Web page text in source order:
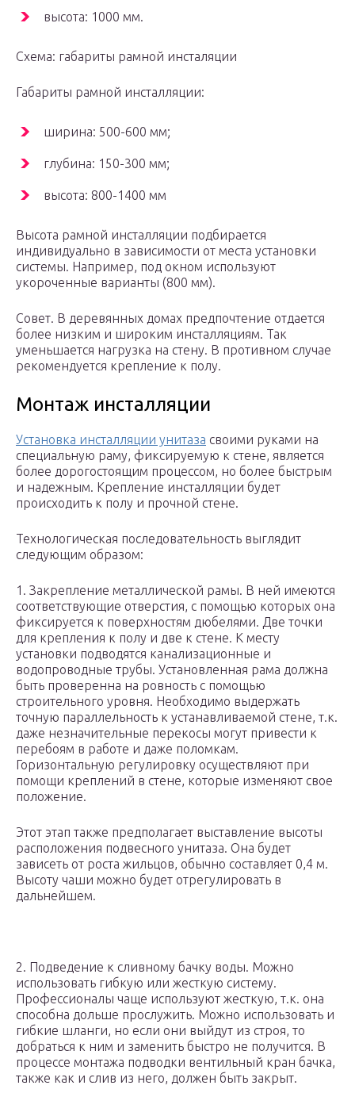
высота: 1000 мм.
Схема: габариты рамной инсталяции
Габариты рамной инсталляции:
ширина: 500-600 мм;
глубина: 150-300 мм;
высота: 800-1400 мм
Высота рамной инсталляции подбирается
индивидуально в зависимости от места установки
системы. Например, под окном используют
укороченные варианты (800 мм).
Совет. В деревянных домах предпочтение отдается
более низким и широким инсталляциям. Так
уменьшается нагрузка на стену. В противном случае
рекомендуется крепление к полу.
Монтаж инсталляции
Установка инсталляции унитаза своими руками на
специальную раму, фиксируемую к стене, является
более дорогостоящим процессом, но более быстрым
и надежным. Крепление инсталляции будет
происходить к полу и прочной стене.
Технологическая последовательность выглядит
следующим образом:
1. Закрепление металлической рамы. В ней имеются
соответствующие отверстия, с помощью которых она
фиксируется к поверхностям дюбелями. Две точки
для крепления к полу и две к стене. К месту
установки подводятся канализационные и
водопроводные трубы. Установленная рама должна
быть проверенна на ровность с помощью
строительного уровня. Необходимо выдержать
точную параллельность к устанавливаемой стене, т.к.
даже незначительные перекосы могут привести к
перебоям в работе и даже поломкам.
Горизонтальную регулировку осуществляют при
помощи креплений в стене, которые изменяют свое
положение.
Этот этап также предполагает выставление высоты
расположения подвесного унитаза. Она будет
зависеть от роста жильцов, обычно составляет 0,4 м.
Высоту чаши можно будет отрегулировать в
дальнейшем.
2. Подведение к сливному бачку воды. Можно
использовать гибкую или жесткую систему.
Профессионалы чаще используют жесткую, т.к. она
способна дольше прослужить. Можно использовать и
гибкие шланги, но если они выйдут из строя, то
добраться к ним и заменить быстро не получится. В
процессе монтажа подводки вентильный кран бачка,
также как и слив из него, должен быть закрыт.